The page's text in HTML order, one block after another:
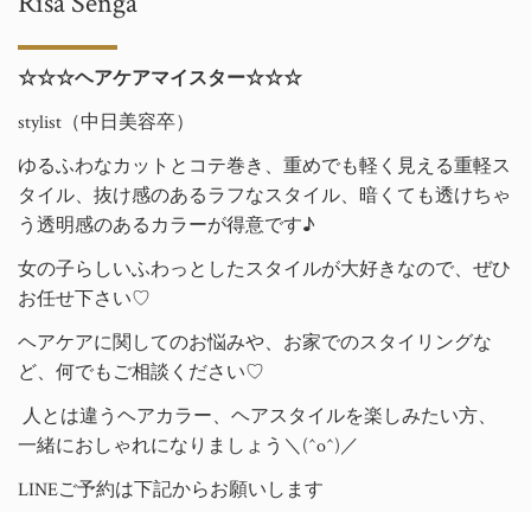
☆☆☆ヘアケアマイスター☆☆☆
stylist（中日美容卒）
ゆるふわなカットとコテ巻き、重めでも軽く見える重軽ス
タイル、抜け感のあるラフなスタイル、暗くても透けちゃ
う透明感のあるカラーが得意です♪
女の子らしいふわっとしたスタイルが大好きなので、ぜひ
お任せ下さい♡
ヘアケアに関してのお悩みや、お家でのスタイリングな
ど、何でもご相談ください♡
人とは違うヘアカラー、ヘアスタイルを楽しみたい方、
一緒におしゃれになりましょう＼(^o^)／
LINEご予約は下記からお願いします